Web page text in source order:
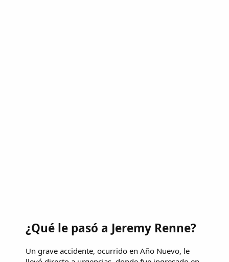
¿Qué le pasó a Jeremy Renne?
Un grave accidente, ocurrido en Año Nuevo, le